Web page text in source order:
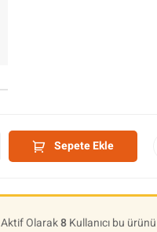
Sepete Ekle
Aktif Olarak8Kullanıcı bu